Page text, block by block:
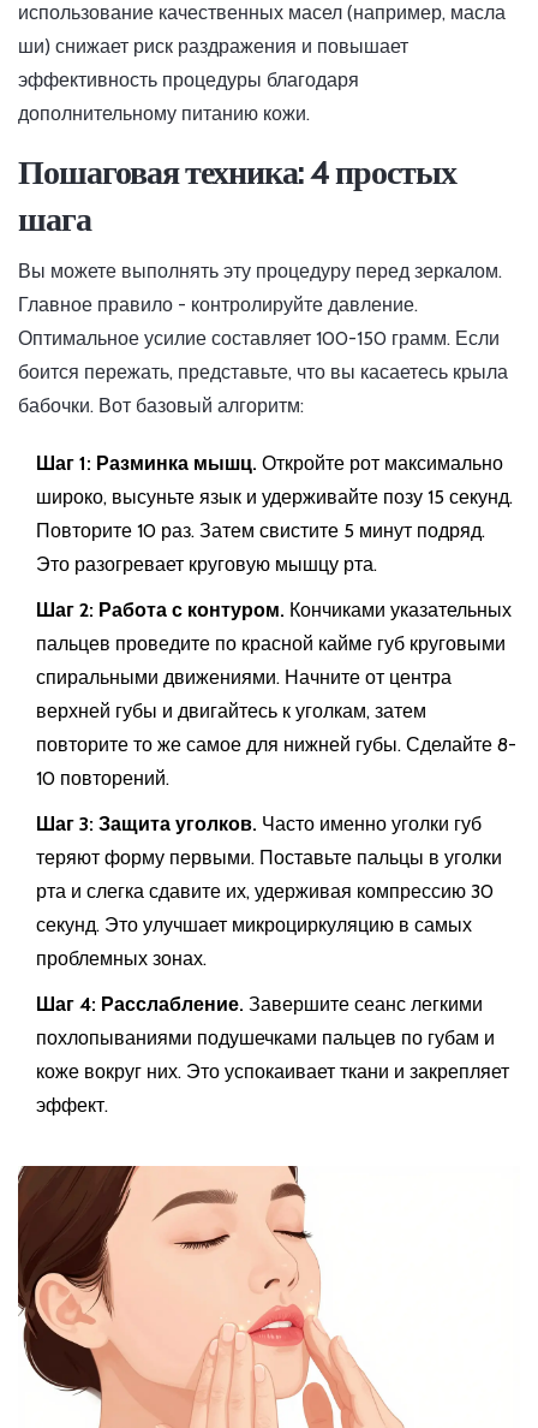
использование качественных масел (например, масла
ши) снижает риск раздражения и повышает
эффективность процедуры благодаря
дополнительному питанию кожи.
Пошаговая техника: 4 простых
шага
Вы можете выполнять эту процедуру перед зеркалом.
Главное правило - контролируйте давление.
Оптимальное усилие составляет 100-150 грамм. Если
боится пережать, представьте, что вы касаетесь крыла
бабочки. Вот базовый алгоритм:
Шаг 1: Разминка мышц. Откройте рот максимально
широко, высуньте язык и удерживайте позу 15 секунд.
Повторите 10 раз. Затем свистите 5 минут подряд.
Это разогревает круговую мышцу рта.
Шаг 2: Работа с контуром. Кончиками указательных
пальцев проведите по красной кайме губ круговыми
спиральными движениями. Начните от центра
верхней губы и двигайтесь к уголкам, затем
повторите то же самое для нижней губы. Сделайте 8-
10 повторений.
Шаг 3: Защита уголков. Часто именно уголки губ
теряют форму первыми. Поставьте пальцы в уголки
рта и слегка сдавите их, удерживая компрессию 30
секунд. Это улучшает микроциркуляцию в самых
проблемных зонах.
Шаг 4: Расслабление. Завершите сеанс легкими
похлопываниями подушечками пальцев по губам и
коже вокруг них. Это успокаивает ткани и закрепляет
эффект.